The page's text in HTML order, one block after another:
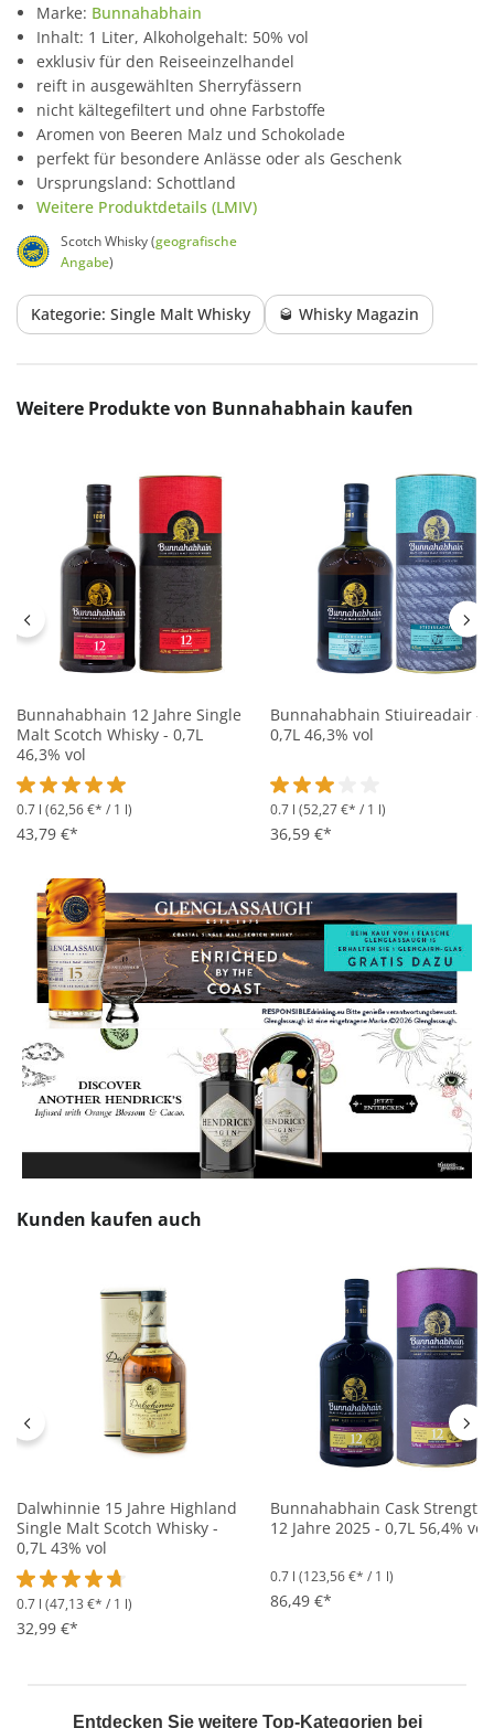
Marke: Bunnahabhain
Inhalt: 1 Liter, Alkoholgehalt: 50% vol
exklusiv für den Reiseeinzelhandel
reift in ausgewählten Sherryfässern
nicht kältegefiltert und ohne Farbstoffe
Aromen von Beeren Malz und Schokolade
perfekt für besondere Anlässe oder als Geschenk
Ursprungsland: Schottland
Weitere Produktdetails (LMIV)
Scotch Whisky (geografische
Angabe)
Kategorie: Single Malt Whisky 🥃 Whisky Magazin
Produktgalerie überspringen
Weitere Produkte von Bunnahabhain kaufen
Bunnahabhain 12 Jahre Single
Malt Scotch Whisky - 0,7L
46,3% vol
Durchschnittliche Bewertung von 5 von 5 Sternen
0.7 l (62,56 €* / 1 l)
43,79 €*
Bunnahabhain Stiuireadair -
0,7L 46,3% vol
Durchschnittliche
0.7 l (52,27 €* / 1 l)
36,59 €*
Produktgalerie überspringen
Kunden kaufen auch
Dalwhinnie 15 Jahre Highland
Single Malt Scotch Whisky -
0,7L 43% vol
Durchschnittliche Bewertung von 4.7 von 5 Sternen
0.7 l (47,13 €* / 1 l)
32,99 €*
Bunnahabhain Cask Strength
12 Jahre 2025 - 0,7L 56,4% vol
0.7 l (123,56 €* / 1 l)
86,49 €*
Entdecken Sie weitere Top-Kategorien bei